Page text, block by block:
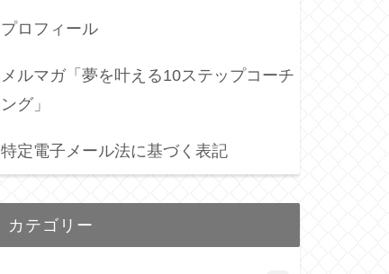
プロフィール
メルマガ「夢を叶える10ステップコーチ
ング」
特定電子メール法に基づく表記
カテゴリー